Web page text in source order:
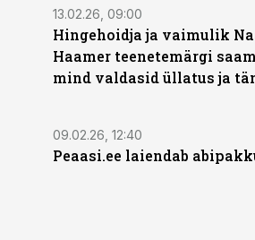
13.02.26, 09:00
Hingehoidja ja vaimulik
Haamer teenetemärgi
mind valdasid üllatus ja
09.02.26, 12:40
Peaasi.ee laiendab